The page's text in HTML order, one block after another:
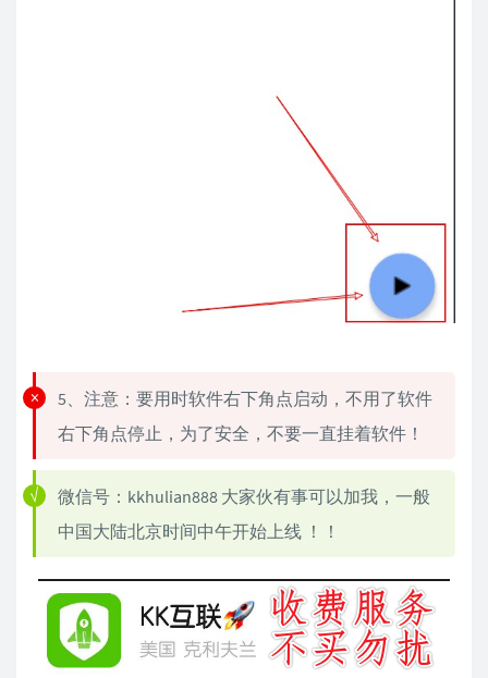
5、注意：要用时软件右下角点启动，不用了软件
右下角点停止，为了安全，不要一直挂着软件！
微信号：kkhulian888 大家伙有事可以加我，一般
中国大陆北京时间中午开始上线 ！！